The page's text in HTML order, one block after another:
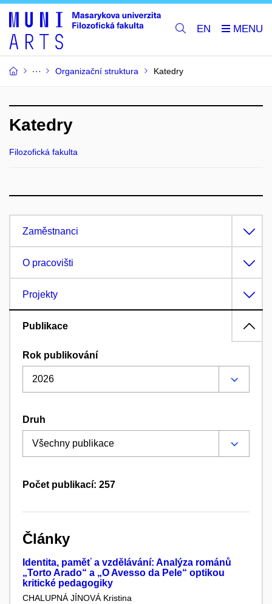
EN
Organizační struktura Katedry
Katedry
Filozofická fakulta
Zaměstnanci
O pracovišti
Projekty
Publikace
Rok publikování
Druh
Počet publikací: 257
Články
Identita, paměť a vzdělávání: Analýza románů
„Torto Arado“ a „O Avesso da Pele“ optikou
kritické pedagogiky
CHALUPNÁ JÍNOVÁ Kristina